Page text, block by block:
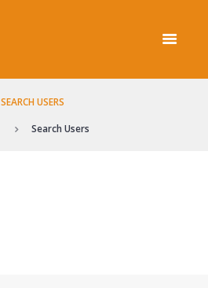
SEARCH USERS
Search Users